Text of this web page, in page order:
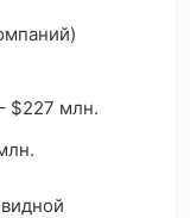
$227 млн.